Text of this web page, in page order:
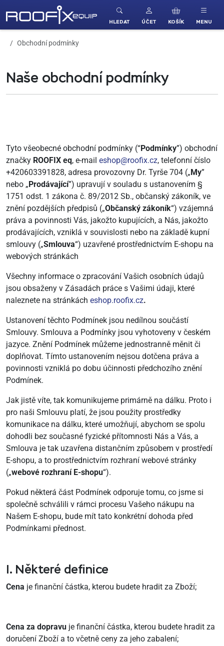
HLEDAT ÚČET KOŠÍK MENU
Obchodní podmínky
Naše obchodní podmínky
Tyto všeobecné obchodní podmínky (“Podmínky”) obchodní
značky ROOFIX eq, e-mail eshop@roofix.cz, telefonní číslo
+420603391828, adresa provozovny Dr. Tyrše 704 („My”
nebo „Prodávající”) upravují v souladu s ustanovením §
1751 odst. 1 zákona č. 89/2012 Sb., občanský zákoník, ve
znění pozdějších předpisů („Občanský zákoník“) vzájemná
práva a povinnosti Vás, jakožto kupujících, a Nás, jakožto
prodávajících, vzniklá v souvislosti nebo na základě kupní
smlouvy („Smlouva“) uzavřené prostřednictvím E-shopu na
webových stránkách
Všechny informace o zpracování Vašich osobních údajů
jsou obsaženy v Zásadách práce s Vašimi údaji, které
naleznete na stránkách eshop.roofix.cz.
Ustanovení těchto Podmínek jsou nedílnou součástí
Smlouvy. Smlouva a Podmínky jsou vyhotoveny v českém
jazyce. Znění Podmínek můžeme jednostranně měnit či
doplňovat. Tímto ustanovením nejsou dotčena práva a
povinnosti vzniklá po dobu účinnosti předchozího znění
Podmínek.
Jak jistě víte, tak komunikujeme primárně na dálku. Proto i
pro naši Smlouvu platí, že jsou použity prostředky
komunikace na dálku, které umožňují, abychom se spolu
dohodli bez současné fyzické přítomnosti Nás a Vás, a
Smlouva je tak uzavřena distančním způsobem v prostředí
E-shopu, a to prostřednictvím rozhraní webové stránky
(„webové rozhraní E-shopu“).
Pokud některá část Podmínek odporuje tomu, co jsme si
společně schválili v rámci procesu Vašeho nákupu na
Našem E-shopu, bude mít tato konkrétní dohoda před
Podmínkami přednost.
I. Některé definice
Cena je finanční částka, kterou budete hradit za Zboží;
Cena za dopravu je finanční částka, kterou budete hradit za
doručení Zboží a to včetně ceny za jeho zabalení;